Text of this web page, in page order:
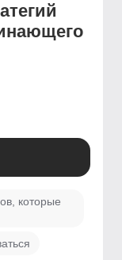
которые